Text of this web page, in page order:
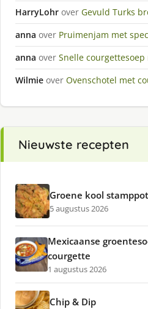
HarryLohr over Gevuld Turks
anna over Pruimenjam met
anna over Snelle
Wilmie over Ovenschotel met
Nieuwste recepten
Groene kool stamppot
5 augustus 2026
Mexicaanse
courgette
1 augustus 2026
Chip & Dip